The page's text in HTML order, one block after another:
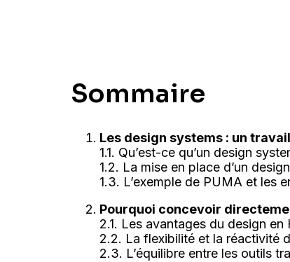
Sommaire
Les design systems : un
1.1. Qu’est-ce qu’un design
1.2. La mise en place d’un
1.3. L’exemple de PUMA et les
Pourquoi concevoir
2.1. Les avantages du design en
2.2. La flexibilité et la réactivité
2.3. L’équilibre entre les outils